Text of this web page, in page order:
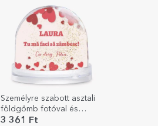
Személyre szabott asztali
földgömb fotóval és
szöveggel – Te mosolyt
3 361 Ft